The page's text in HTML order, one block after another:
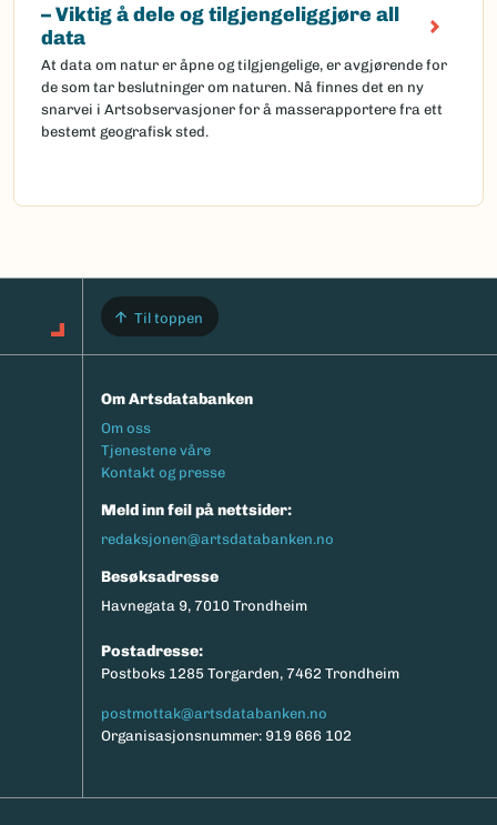
– Viktig å dele og tilgjengeliggjøre all
data
At data om natur er åpne og tilgjengelige, er avgjørende for
de som tar beslutninger om naturen. Nå finnes det en ny
snarvei i Artsobservasjoner for å masserapportere fra ett
bestemt geografisk sted.
Til toppen
Om Artsdatabanken
Footermeny
Om oss
Tjenestene våre
Kontakt og presse
Meld inn feil på nettsider:
redaksjonen@artsdatabanken.no
Besøksadresse
Havnegata 9, 7010 Trondheim
Postadresse:
Postboks 1285 Torgarden, 7462 Trondheim
postmottak@artsdatabanken.no
Organisasjonsnummer: 919 666 102